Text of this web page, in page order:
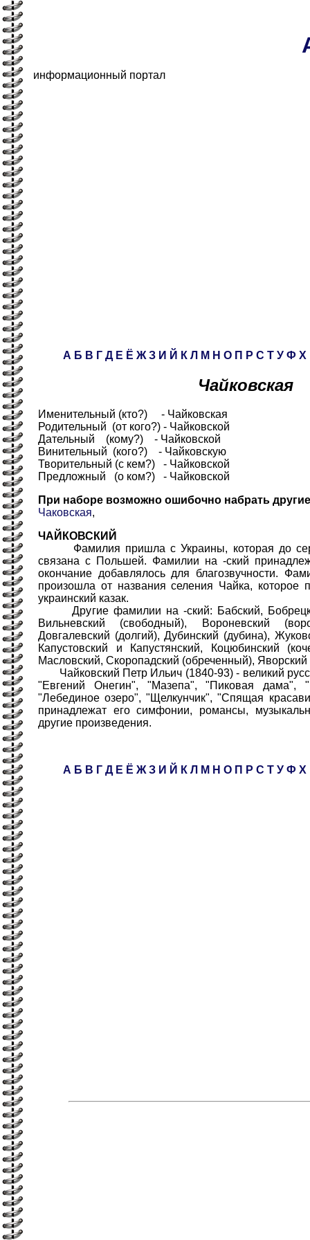
информационный портал
А Б В Г Д Е Ё Ж З И Й К Л М Н О П Р С Т У Ф Х
Чайковская
Именительный (кто?) - Чайковская
Родительный (от кого?) - Чайковской
Дательный (кому?) - Чайковской
Винительный (кого?) - Чайковскую
Творительный (с кем?) - Чайковской
Предложный (о ком?) - Чайковской
При наборе возможно ошибочно набрать
Чаковская,
ЧАЙКОВСКИЙ
Фамилия пришла с Украины, которая до
связана с Польшей. Фамилии на -ский
окончание добавлялось для благозвучности.
произошла от названия селения Чайка, которое
украинский казак.
Другие фамилии на -ский: Бабский,
Вильневский (свободный), Вороневский
Довгалевский (долгий), Дубинский (дубина),
Капустовский и Капустянский, Коцюбинский
Масловский, Скоропадский (обреченный), Яворский
Чайковский Петр Ильич (1840-93) - великий
"Евгений Онегин", "Мазепа", "Пиковая дама",
"Лебединое озеро", "Щелкунчик", "Спящая
принадлежат его симфонии, романсы,
другие произведения.
А Б В Г Д Е Ё Ж З И Й К Л М Н О П Р С Т У Ф Х